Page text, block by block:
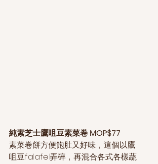
純素芝士鷹咀豆素菜卷 MOP$77
素菜卷餅方便飽肚又好味，這個以鷹
咀豆falafel弄碎，再混合各式各樣蔬